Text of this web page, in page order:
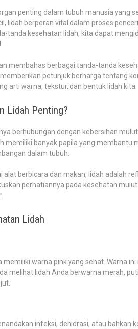
penting dalam tubuh manusia yang
lidah berperan vital dalam proses
tanda kesehatan lidah, kita dapat
membahas berbagai tanda-tanda
petunjuk berharga tentang
arti warna, tekstur, dan bentuk lidah kita.
Lidah Penting?
berhubungan dengan kebersihan
memiliki banyak papila yang membantu
dalam tubuh.
alat berbicara dan makan, lidah adalah
perhatiannya pada kesehatan
Lidah
memiliki warna pink yang sehat. Warna
melihat lidah Anda berwarna merah,
infeksi, dehidrasi, atau bahkan